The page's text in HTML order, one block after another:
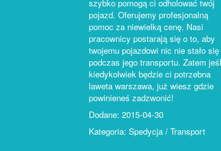
szybko pomogą ci odholować twój
pojazd. Oferujemy profesjonalną
pomoc za niewielką cenę. Nasi
pracownicy postarają się o to, aby
twojemu pojazdowi nic nie stało się
podczas jego transportu. Zatem
kiedykolwiek będzie ci potrzebna
laweta warszawa, już wiesz gdzie
powinieneś zadzwonić!
Dodane: 2015-04-30
Kategoria: Spedycja / Transport